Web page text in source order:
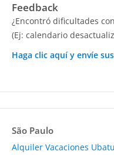
Feedback
¿Encontró dificultades
(Ej: calendario
Haga clic aquí y envíe
São Paulo
Alquiler Vacaciones